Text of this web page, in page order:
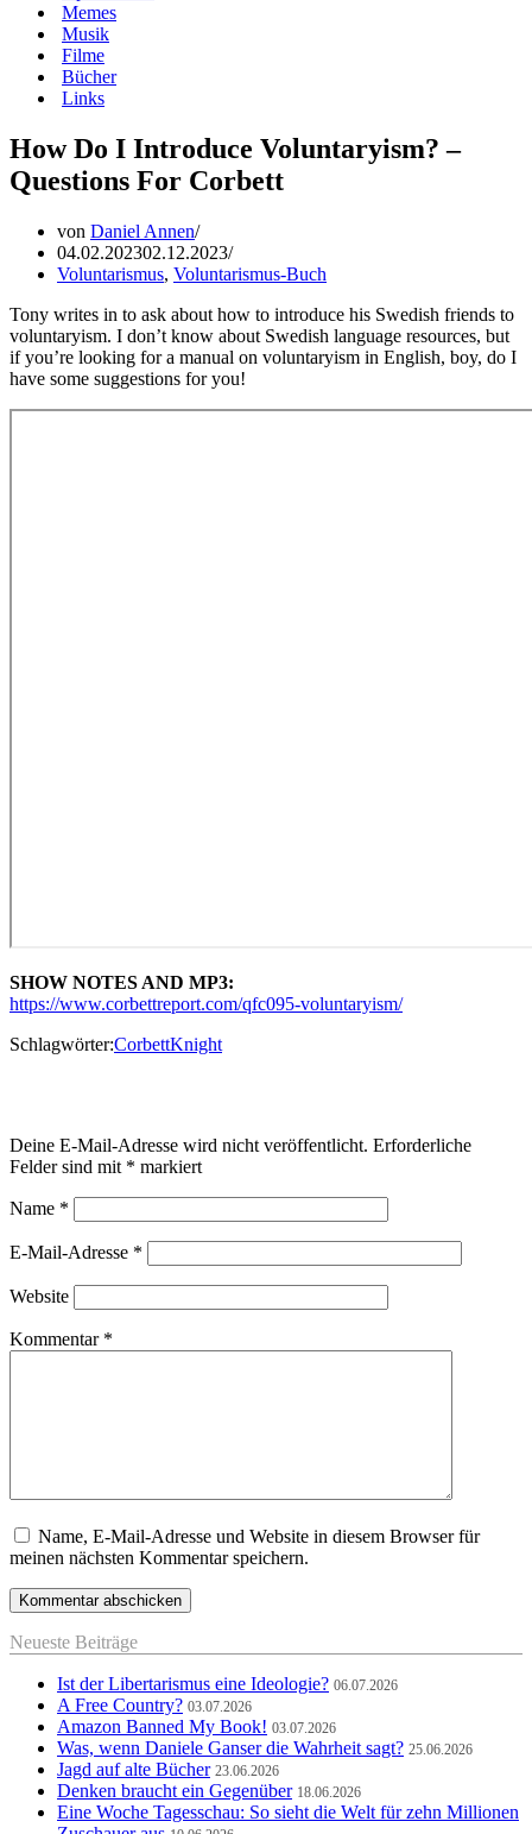
Memes
Musik
Filme
Bücher
Links
How Do I Introduce Voluntaryism? –
Questions For Corbett
von Daniel Annen
04.02.202302.12.2023
Voluntarismus, Voluntarismus-Buch
Tony writes in to ask about how to introduce his Swedish friends to
voluntaryism. I don’t know about Swedish language resources, but
if you’re looking for a manual on voluntaryism in English, boy, do I
have some suggestions for you!
SHOW NOTES AND MP3:
https://www.corbettreport.com/qfc095-voluntaryism/
Schlagwörter:CorbettKnight
Deine E-Mail-Adresse wird nicht veröffentlicht. Erforderliche
Felder sind mit * markiert
Name *
E-Mail-Adresse *
Website
Kommentar *
Name, E-Mail-Adresse und Website in diesem Browser für
meinen nächsten Kommentar speichern.
Neueste Beiträge
Ist der Libertarismus eine Ideologie? 06.07.2026
A Free Country? 03.07.2026
Amazon Banned My Book! 03.07.2026
Was, wenn Daniele Ganser die Wahrheit sagt? 25.06.2026
Jagd auf alte Bücher 23.06.2026
Denken braucht ein Gegenüber 18.06.2026
Eine Woche Tagesschau: So sieht die Welt für zehn Millionen